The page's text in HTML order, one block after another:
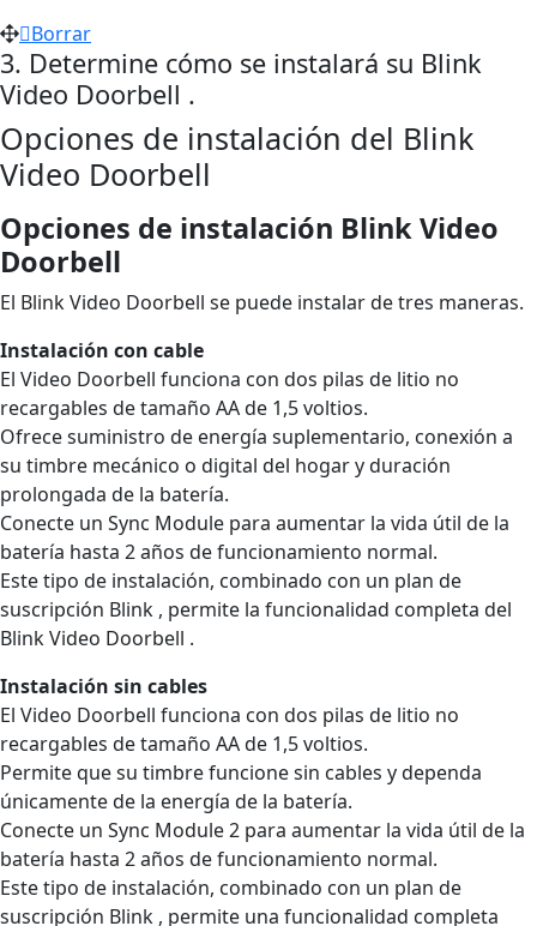
Borrar
3. Determine cómo se instalará su Blink
Video Doorbell .
Opciones de instalación del Blink
Video Doorbell
Opciones de instalación Blink Video
Doorbell
El Blink Video Doorbell se puede instalar de tres maneras.
Instalación con cable
El Video Doorbell funciona con dos pilas de litio no
recargables de tamaño AA de 1,5 voltios.
Ofrece suministro de energía suplementario, conexión a
su timbre mecánico o digital del hogar y duración
prolongada de la batería.
Conecte un Sync Module para aumentar la vida útil de la
batería hasta 2 años de funcionamiento normal.
Este tipo de instalación, combinado con un plan de
suscripción Blink , permite la funcionalidad completa del
Blink Video Doorbell .
Instalación sin cables
El Video Doorbell funciona con dos pilas de litio no
recargables de tamaño AA de 1,5 voltios.
Permite que su timbre funcione sin cables y dependa
únicamente de la energía de la batería.
Conecte un Sync Module 2 para aumentar la vida útil de la
batería hasta 2 años de funcionamiento normal.
Este tipo de instalación, combinado con un plan de
suscripción Blink , permite una funcionalidad completa